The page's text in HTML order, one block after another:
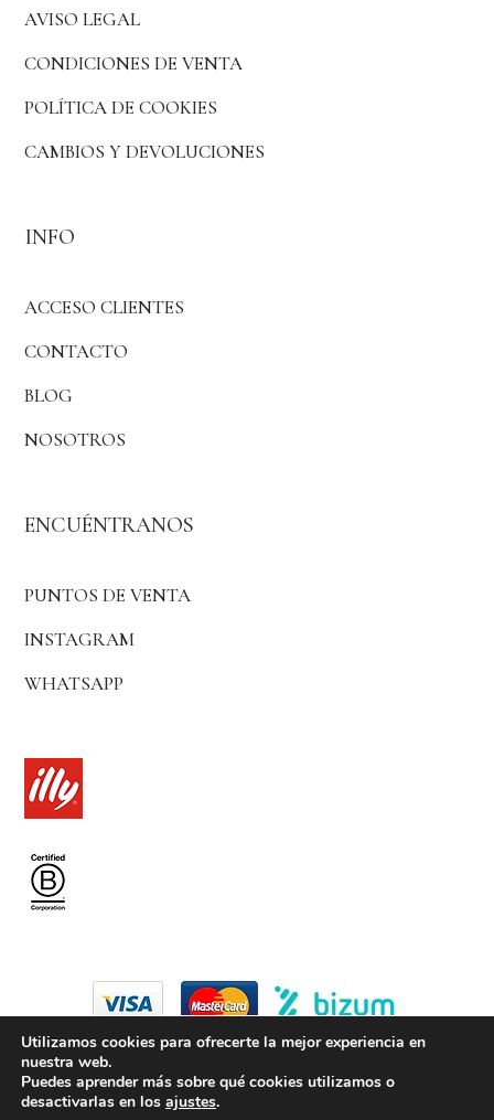
AVISO LEGAL
CONDICIONES DE VENTA
POLÍTICA DE COOKIES
CAMBIOS Y DEVOLUCIONES
INFO
ACCESO CLIENTES
CONTACTO
BLOG
NOSOTROS
ENCUÉNTRANOS
PUNTOS DE VENTA
INSTAGRAM
WHATSAPP
© 2024 by coffice madrid
Utilizamos cookies para ofrecerte la mejor experiencia en
nuestra web.
Puedes aprender más sobre qué cookies utilizamos o
desactivarlas en los ajustes.